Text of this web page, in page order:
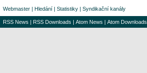
Webmaster | Hledání | Statistiky | Syndikační kanály
RSS News | RSS Downloads | Atom News | Atom Downloads